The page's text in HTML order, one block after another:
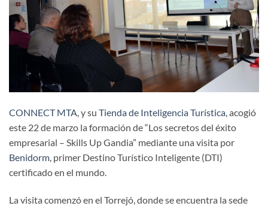
CONNECT MTA, y su Tienda de Inteligencia Turística, acogió
este 22 de marzo la formación de “Los secretos del éxito
empresarial – Skills Up Gandia” mediante una visita por
Benidorm, primer Destino Turístico Inteligente (DTI)
certificado en el mundo.
La visita comenzó en el Torrejó, donde se encuentra la sede